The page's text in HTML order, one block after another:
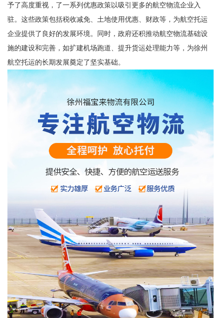
予了高度重视，了一系列优惠政策以吸引更多的航空物流企业入
驻。这些政策包括税收减免、土地使用优惠、财政等，为航空托运
企业提供了良好的发展环境。同时，政府还积推动航空物流基础设
施的建设和完善，如扩建机场跑道、提升货运处理能力等，为徐州
航空托运的长期发展奠定了坚实基础。